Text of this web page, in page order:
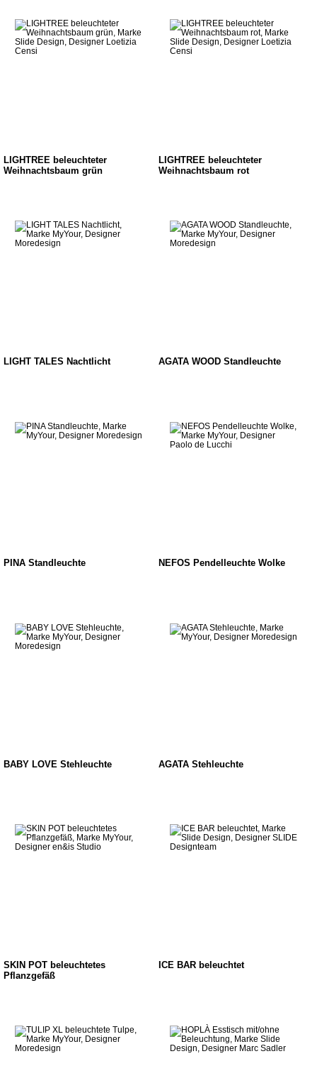
LIGHTREE beleuchteter
Weihnachtsbaum grün
LIGHTREE beleuchteter
Weihnachtsbaum rot
LIGHT TALES Nachtlicht AGATA WOOD Standleuchte
PINA Standleuchte NEFOS Pendelleuchte Wolke
BABY LOVE Stehleuchte AGATA Stehleuchte
SKIN POT beleuchtetes
Pflanzgefäß
ICE BAR beleuchtet